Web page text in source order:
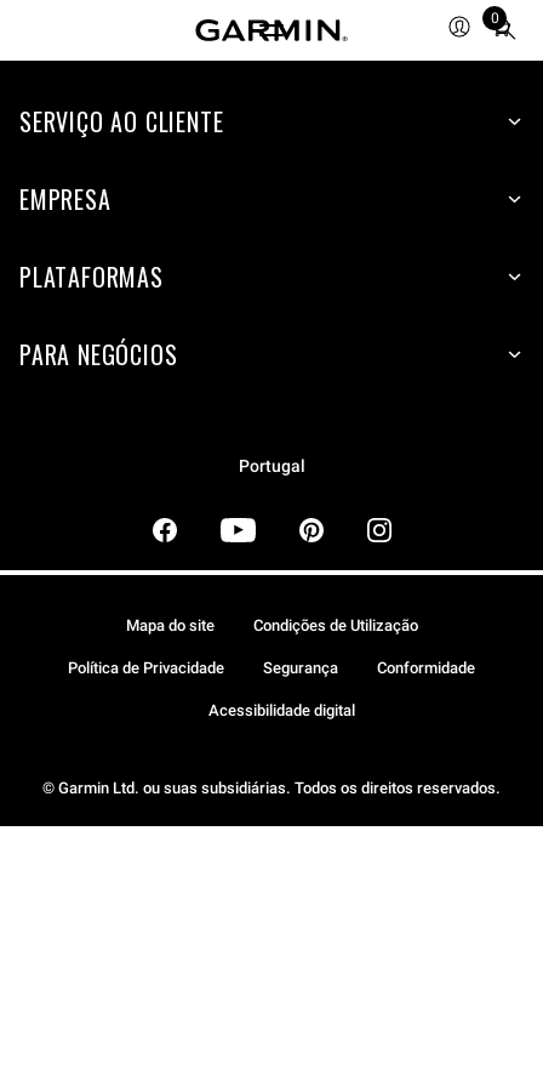
0
Total
items
cart:
SERVIÇO AO CLIENTE
EMPRESA
PLATAFORMAS
PARA NEGÓCIOS
Portugal
© Garmin Ltd. ou suas subsidiárias. Todos os direitos reservados.
Mapa do site Condições de Utilização
Política de Privacidade Segurança Conformidade
Acessibilidade digital